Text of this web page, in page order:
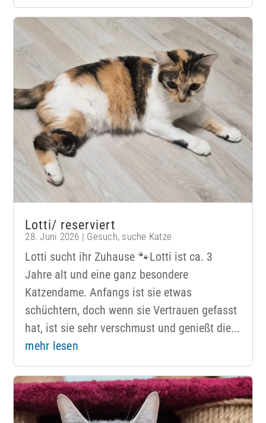
Lotti/ reserviert
28. Juni 2026 | Gesuch, suche Katze
Lotti sucht ihr Zuhause 🐾Lotti ist ca. 3
Jahre alt und eine ganz besondere
Katzendame. Anfangs ist sie etwas
schüchtern, doch wenn sie Vertrauen gefasst
hat, ist sie sehr verschmust und genießt die...
mehr lesen